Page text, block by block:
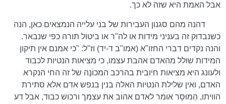
אבל האמת היא שזה לא כך.
דהנה מהם סגנון העבירות של בני עלייה הנמצאים כאן, הנה
כשנבדוק זה בעניני מידות או לה"ר או ביטול תורה כפי שנבאר.
והנה נקדים דברי החזו"א (אמו"ב ד-יד) וז"ל: "כי אמנם אין תיקון
המידות שולל מהאדם אהבת עצמו, כי מציאות הנטיות לכבוד
ולעונג היא מציאות חיובית בהרכב המכוֹנָה של זה החי הנקרא
האדם, ואין שלילת הנטיות האלה בנין בנפש אדם אלא סתירת
הוויתו, הַמוּסָר אומר לאדם אהוֹב את עצמך ורכוש כבוד, אבל דע